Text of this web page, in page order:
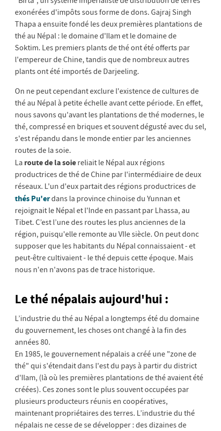
exonérées d'impôts sous forme de dons. Gajraj Singh
Thapa a ensuite fondé les deux premières plantations de
thé au Népal : le domaine d'Ilam et le domaine de
Soktim. Les premiers plants de thé ont été offerts par
l'empereur de Chine, tandis que de nombreux autres
plants ont été importés de Darjeeling.
On ne peut cependant exclure l'existence de cultures de
thé au Népal à petite échelle avant cette période. En effet,
nous savons qu'avant les plantations de thé modernes, le
thé, compressé en briques et souvent dégusté avec du sel,
s'est répandu dans le monde entier par les anciennes
routes de la soie.
La route de la soie reliait le Népal aux régions
productrices de thé de Chine par l'intermédiaire de deux
réseaux. L'un d'eux partait des régions productrices de
thés Pu'erdans la province chinoise du Yunnan et
rejoignait le Népal et l'Inde en passant par Lhassa, au
Tibet. C’est l’une des routes les plus anciennes de la
région, puisqu'elle remonte au VIIe siècle. On peut donc
supposer que les habitants du Népal connaissaient - et
peut-être cultivaient - le thé depuis cette époque. Mais
nous n'en n'avons pas de trace historique.
Le thé népalais aujourd'hui :
L’industrie du thé au Népal a longtemps été du domaine
du gouvernement, les choses ont changé à la fin des
années 80.
En 1985, le gouvernement népalais a créé une "zone de
thé" qui s'étendait dans l'est du pays à partir du district
d'Ilam, (là où les premières plantations de thé avaient été
créées). Ces zones sont le plus souvent occupées par
plusieurs producteurs réunis en coopératives,
maintenant propriétaires des terres. L’industrie du thé
népalais ne cesse de se développer : des dizaines de